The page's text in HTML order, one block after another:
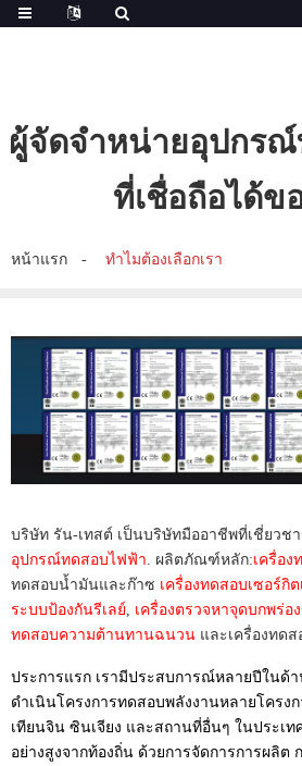
ผู้จัดจำหน่ายอุปกร
ที่เชื่อถือได้ข
หน้าแรก ทำไมต้องเลือกเรา
บริษัท รัน-เทสต์ เป็นบริษัทมืออาชีพที่เชี่ยว
อุปกรณ์ทดสอบไฟฟ้า. ผลิตภัณฑ์หลัก:เครื่อง
ทดสอบน้ำมันและก๊าซ เครื่องทดสอบเซอร์กิต
ระบบป้องกันรีเลย์, เครื่องตรวจหาจุดบกพร่อ
ทดสอบความต้านทานฉนวน และเครื่องทด
ประการแรก เรามีประสบการณ์หลายปีในด้
ดำเนินโครงการทดสอบพลังงานหลายโครง
เทียนจิน ซินเจียง และสถานที่อื่นๆ ในประเ
อย่างสูงจากท้องถิ่น ด้วยการจัดการการผลิต